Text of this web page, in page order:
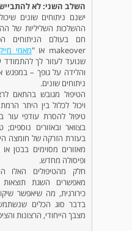
השלב השני: לא להתבייש
ישנם ניתוחים שונים
ההשלכות השליליות של
חם בעולם הניתוחים
makeover או "מאמי
שנועד לעזור לך להתמודד
והלידה על גופך –
ניתוחים שונים.
הטיפול מגובש בהתאם
ויכול לכלול בין היתר
טיפול להסרת עודפי עור
בצוואר ובאזורים
בעזרת הזרקה של חומצה
מאזורים מסוימים בבטן
ופיסולה מחדש.
חלק מהטיפולים האלו
מאפשרים השגת
כירורגית, מה שיאפשר
בדבר סוג הכלים
מצבך הייחודי, הרצונות